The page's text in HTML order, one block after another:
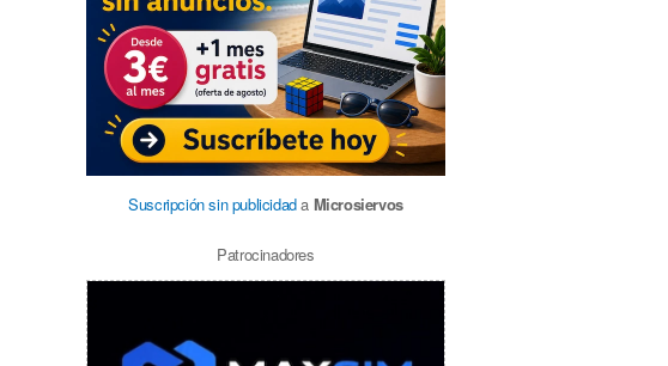
Suscripción sin publicidada Microsiervos
Patrocinadores